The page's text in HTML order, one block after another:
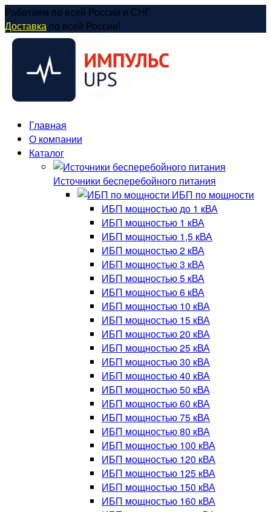
Перейти
к
содержанию
Работаем по всей России и СНГ
Доставка по всей России!
Главная
О компании
Каталог
Источники бесперебойного питания
ИБП по мощности
ИБП мощностью до 1 кВА
ИБП мощностью 1 кВА
ИБП мощностью 1,5 кВА
ИБП мощностью 2 кВА
ИБП мощностью 3 кВА
ИБП мощностью 5 кВА
ИБП мощностью 6 кВА
ИБП мощностью 10 кВА
ИБП мощностью 15 кВА
ИБП мощностью 20 кВА
ИБП мощностью 25 кВА
ИБП мощностью 30 кВА
ИБП мощностью 40 кВА
ИБП мощностью 50 кВА
ИБП мощностью 60 кВА
ИБП мощностью 75 кВА
ИБП мощностью 80 кВА
ИБП мощностью 100 кВА
ИБП мощностью 120 кВА
ИБП мощностью 125 кВА
ИБП мощностью 150 кВА
ИБП мощностью 160 кВА